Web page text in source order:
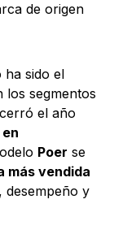
de origen
ha sido el
los segmentos
el año
Poer se
más vendida
desempeño y